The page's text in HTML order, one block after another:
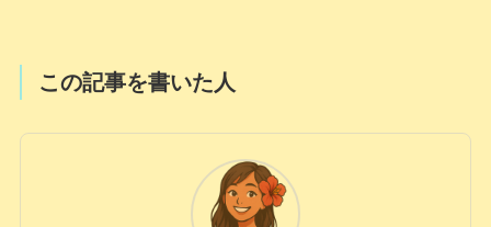
この記事を書いた人